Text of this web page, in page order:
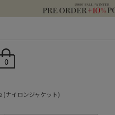
0
(ナイロンジャケット)